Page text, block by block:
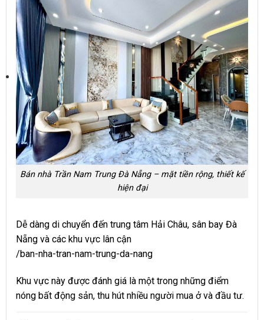
Bán nhà Trần Nam Trung Đà Nẵng – mặt tiền rộng, thiết kế
hiện đại
Dễ dàng di chuyển đến trung tâm Hải Châu, sân bay Đà
Nẵng và các khu vực lân cận
/ban-nha-tran-nam-trung-da-nang
Khu vực này được đánh giá là một trong những điểm
nóng bất động sản, thu hút nhiều người mua ở và đầu tư.